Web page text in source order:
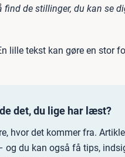
find de stillinger, du kan se
lille tekst kan gøre en stor
det, du lige har læst?
hvor det kommer fra.
og du kan også få tips,